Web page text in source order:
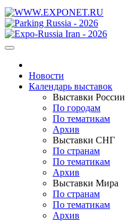
Новости
Календарь выставок
Выставки России
По городам
По тематикам
Архив
Выставки СНГ
По странам
По тематикам
Архив
Выставки Мира
По странам
По тематикам
Архив